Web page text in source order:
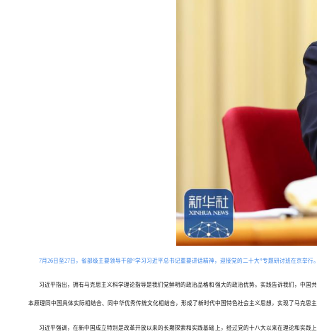
7月26日至27日，省部级主要领导干部“学习习近平总书记重要讲话精神，迎接党的二十大”专题研讨班在京举
习近平指出，拥有马克思主义科学理论指导是我们党鲜明的政治品格和强大的政治优势。实践告诉我们，中
本原理同中国具体实际相结合、同中华优秀传统文化相结合，形成了新时代中国特色社会主义思想，实现了马克
习近平强调，在新中国成立特别是改革开放以来的长期探索和实践基础上，经过党的十八大以来在理论和实